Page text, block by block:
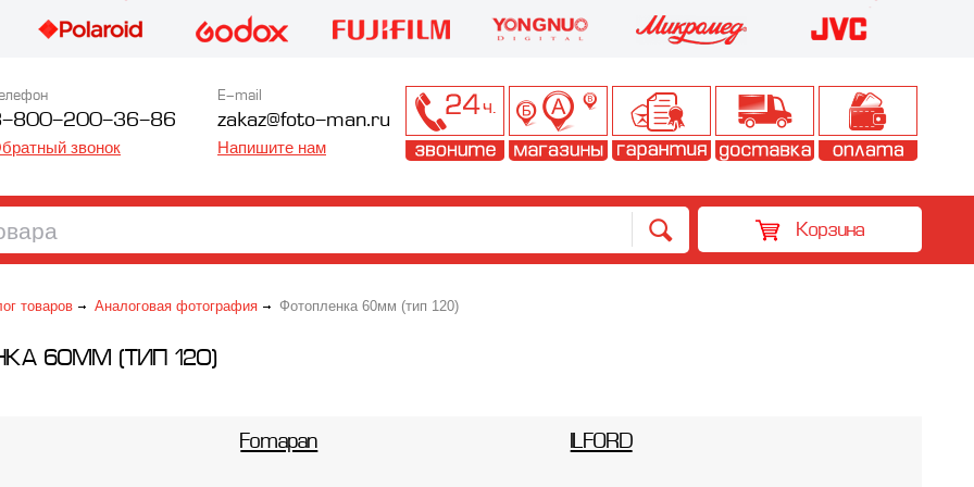
800-200-36-86
звонок
E-mail
zakaz@foto-man.ru
Напишите нам
Корзина
товаров Аналоговая фотография Фотопленка 60мм (тип 120)
60ММ (ТИП 120)
Fomapan ILFORD